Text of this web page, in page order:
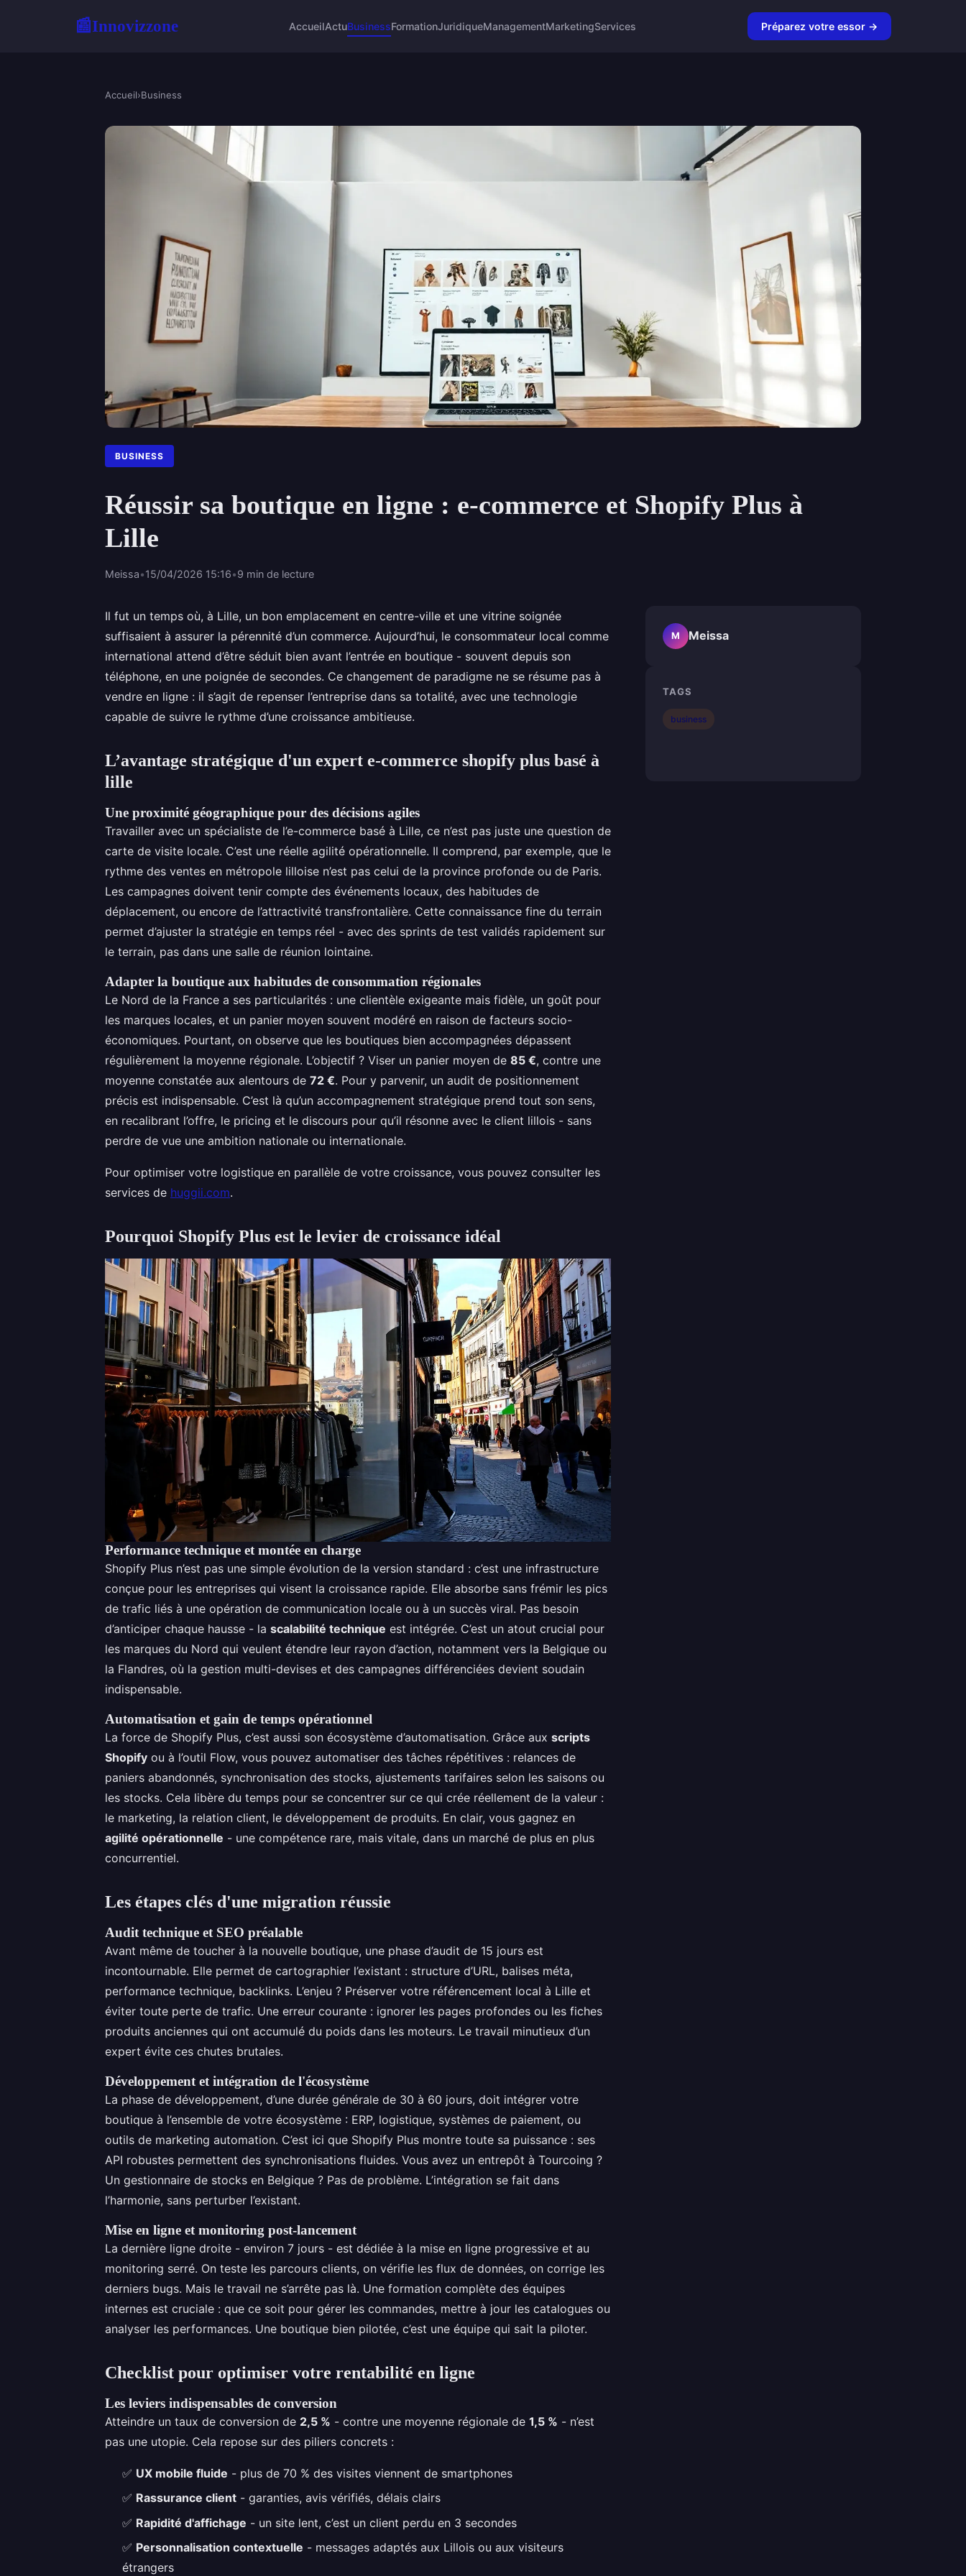
📰Innovizzone AccueilActuBusinessFormationJuridiqueManagementMarketingServices Préparez votre essor →
Accueil›Business
BUSINESS
Réussir sa boutique en ligne : e-commerce et Shopify Plus à
Lille
Meissa•15/04/2026 15:16•9 min de lecture
Il fut un temps où, à Lille, un bon emplacement en centre-ville et une vitrine soignée
suffisaient à assurer la pérennité d’un commerce. Aujourd’hui, le consommateur local comme
international attend d’être séduit bien avant l’entrée en boutique - souvent depuis son
téléphone, en une poignée de secondes. Ce changement de paradigme ne se résume pas à
vendre en ligne : il s’agit de repenser l’entreprise dans sa totalité, avec une technologie
capable de suivre le rythme d’une croissance ambitieuse.
L’avantage stratégique d'un expert e-commerce shopify plus basé à
lille
Une proximité géographique pour des décisions agiles
Travailler avec un spécialiste de l’e-commerce basé à Lille, ce n’est pas juste une question de
carte de visite locale. C’est une réelle agilité opérationnelle. Il comprend, par exemple, que le
rythme des ventes en métropole lilloise n’est pas celui de la province profonde ou de Paris.
Les campagnes doivent tenir compte des événements locaux, des habitudes de
déplacement, ou encore de l’attractivité transfrontalière. Cette connaissance fine du terrain
permet d’ajuster la stratégie en temps réel - avec des sprints de test validés rapidement sur
le terrain, pas dans une salle de réunion lointaine.
Adapter la boutique aux habitudes de consommation régionales
Le Nord de la France a ses particularités : une clientèle exigeante mais fidèle, un goût pour
les marques locales, et un panier moyen souvent modéré en raison de facteurs socio-
économiques. Pourtant, on observe que les boutiques bien accompagnées dépassent
régulièrement la moyenne régionale. L’objectif ? Viser un panier moyen de 85 €, contre une
moyenne constatée aux alentours de 72 €. Pour y parvenir, un audit de positionnement
précis est indispensable. C’est là qu’un accompagnement stratégique prend tout son sens,
en recalibrant l’offre, le pricing et le discours pour qu’il résonne avec le client lillois - sans
perdre de vue une ambition nationale ou internationale.
Pour optimiser votre logistique en parallèle de votre croissance, vous pouvez consulter les
services de huggii.com.
Pourquoi Shopify Plus est le levier de croissance idéal
Performance technique et montée en charge
Shopify Plus n’est pas une simple évolution de la version standard : c’est une infrastructure
conçue pour les entreprises qui visent la croissance rapide. Elle absorbe sans frémir les pics
de trafic liés à une opération de communication locale ou à un succès viral. Pas besoin
d’anticiper chaque hausse - la scalabilité technique est intégrée. C’est un atout crucial pour
les marques du Nord qui veulent étendre leur rayon d’action, notamment vers la Belgique ou
la Flandres, où la gestion multi-devises et des campagnes différenciées devient soudain
indispensable.
Automatisation et gain de temps opérationnel
La force de Shopify Plus, c’est aussi son écosystème d’automatisation. Grâce aux scripts
Shopify ou à l’outil Flow, vous pouvez automatiser des tâches répétitives : relances de
paniers abandonnés, synchronisation des stocks, ajustements tarifaires selon les saisons ou
les stocks. Cela libère du temps pour se concentrer sur ce qui crée réellement de la valeur :
le marketing, la relation client, le développement de produits. En clair, vous gagnez en
agilité opérationnelle - une compétence rare, mais vitale, dans un marché de plus en plus
concurrentiel.
Les étapes clés d'une migration réussie
Audit technique et SEO préalable
Avant même de toucher à la nouvelle boutique, une phase d’audit de 15 jours est
incontournable. Elle permet de cartographier l’existant : structure d’URL, balises méta,
performance technique, backlinks. L’enjeu ? Préserver votre référencement local à Lille et
éviter toute perte de trafic. Une erreur courante : ignorer les pages profondes ou les fiches
produits anciennes qui ont accumulé du poids dans les moteurs. Le travail minutieux d’un
expert évite ces chutes brutales.
Développement et intégration de l'écosystème
La phase de développement, d’une durée générale de 30 à 60 jours, doit intégrer votre
boutique à l’ensemble de votre écosystème : ERP, logistique, systèmes de paiement, ou
outils de marketing automation. C’est ici que Shopify Plus montre toute sa puissance : ses
API robustes permettent des synchronisations fluides. Vous avez un entrepôt à Tourcoing ?
Un gestionnaire de stocks en Belgique ? Pas de problème. L’intégration se fait dans
l’harmonie, sans perturber l’existant.
Mise en ligne et monitoring post-lancement
La dernière ligne droite - environ 7 jours - est dédiée à la mise en ligne progressive et au
monitoring serré. On teste les parcours clients, on vérifie les flux de données, on corrige les
derniers bugs. Mais le travail ne s’arrête pas là. Une formation complète des équipes
internes est cruciale : que ce soit pour gérer les commandes, mettre à jour les catalogues ou
analyser les performances. Une boutique bien pilotée, c’est une équipe qui sait la piloter.
Checklist pour optimiser votre rentabilité en ligne
Les leviers indispensables de conversion
Atteindre un taux de conversion de 2,5 % - contre une moyenne régionale de 1,5 % - n’est
pas une utopie. Cela repose sur des piliers concrets :
✅ UX mobile fluide - plus de 70 % des visites viennent de smartphones
✅ Rassurance client - garanties, avis vérifiés, délais clairs
✅ Rapidité d'affichage - un site lent, c’est un client perdu en 3 secondes
✅ Personnalisation contextuelle - messages adaptés aux Lillois ou aux visiteurs
étrangers
M Meissa
TAGS
business